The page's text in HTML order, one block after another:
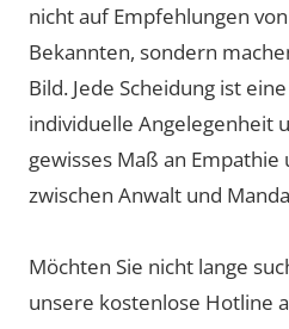
nicht auf Empfehlungen
Bekannten, sondern
Bild. Jede Scheidung ist
individuelle Angelegenheit
gewisses Maß an Empathie
zwischen Anwalt und
Möchten Sie nicht lange
unsere kostenlose Hotline